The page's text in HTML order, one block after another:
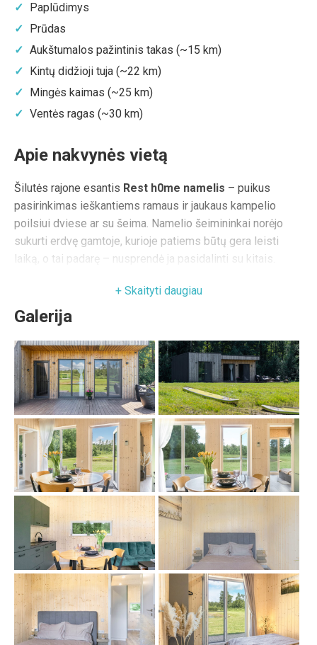
Paplūdimys
Prūdas
Aukštumalos pažintinis takas (~15 km)
Kintų didžioji tuja (~22 km)
Mingės kaimas (~25 km)
Ventės ragas (~30 km)
Apie nakvynės vietą
Šilutės rajone esantis Rest h0me namelis – puikus
pasirinkimas ieškantiems ramaus ir jaukaus kampelio
poilsiui dviese ar su šeima. Namelio šeimininkai norėjo
sukurti erdvę gamtoje, kurioje patiems būtų gera leisti
laiką, o tai padarę – nusprendė ja pasidalinti su kitais.
namuose, tik čia bus kur kas ramiau – namelį supa miškai,
o artimiausi kaimynai už kelių šimtų metrų.
Įsikurkite namelyje su vitrininiais langais ir vaizdu į pievą
bei mišką, o tuomet pasiirstykite irklentėmis šalia
esančiame tvenkinyje, atsipalaiduokite masažiniame
baseine, kuris įskaičiuotas į nakvynės kainą, ir užbaikite
dieną pokalbiais prie laužo.
Namelis pritaikytas ilgesnei viešnagei
Rest h0me namelis įrengtas su visais patogumais ir
pritaikytas viešnagei visais metų laikais. Vasarą gaivumo
suteiks oro kondicionierius, o žiemą sušalti neleis
šildymas.
Namelyje taip pat yra skalbyklė ir indaplovė – du būtini
atributai, kai norisi apsistoti ilgesniam laikui, ypač
poilsiaujant su vaikais.
Galerija